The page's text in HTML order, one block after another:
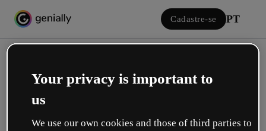
Cadastre-se PT
Your privacy is important to
us
We use our own cookies and those of third parties to